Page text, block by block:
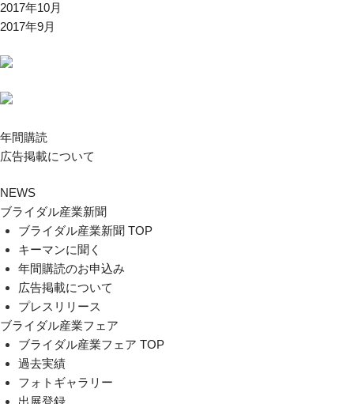
2017年10月
2017年9月
年間購読
広告掲載について
NEWS
ブライダル産業新聞
ブライダル産業新聞 TOP
キーマンに聞く
年間購読のお申込み
広告掲載について
プレスリリース
ブライダル産業フェア
ブライダル産業フェア TOP
過去実績
フォトギャラリー
出展登録